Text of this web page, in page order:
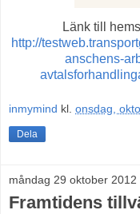
Länk till
http://
anschens-
inmymind kl. onsdag,
Dela
måndag 29 oktober 2012
Framtidens